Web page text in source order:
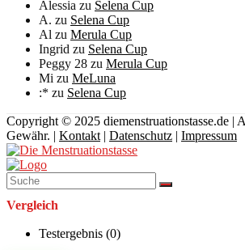
Alessia zu Selena Cup
A. zu Selena Cup
Al zu Merula Cup
Ingrid zu Selena Cup
Peggy 28 zu Merula Cup
Mi zu MeLuna
:* zu Selena Cup
Copyright © 2025 diemenstruationstasse.de |
Gewähr. | Kontakt | Datenschutz | Impressum
Vergleich
Testergebnis (0)